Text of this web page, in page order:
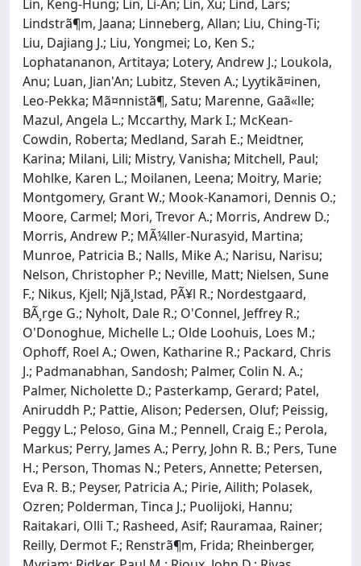
Lin, Keng-Hung; Lin, Li-An; Lin, Xu; Lind, Lars;
Lindstrã¶m, Jaana; Linneberg, Allan; Liu, Ching-Ti;
Liu, Dajiang J.; Liu, Yongmei; Lo, Ken S.;
Lophatananon, Artitaya; Lotery, Andrew J.; Loukola,
Anu; Luan, Jian'An; Lubitz, Steven A.; Lyytikã¤inen,
Leo-Pekka; Mã¤nnistã¶, Satu; Marenne, Gaã«lle;
Mazul, Angela L.; Mccarthy, Mark I.; McKean-
Cowdin, Roberta; Medland, Sarah E.; Meidtner,
Karina; Milani, Lili; Mistry, Vanisha; Mitchell, Paul;
Mohlke, Karen L.; Moilanen, Leena; Moitry, Marie;
Montgomery, Grant W.; Mook-Kanamori, Dennis O.;
Moore, Carmel; Mori, Trevor A.; Morris, Andrew D.;
Morris, Andrew P.; MÃ¼ller-Nurasyid, Martina;
Munroe, Patricia B.; Nalls, Mike A.; Narisu, Narisu;
Nelson, Christopher P.; Neville, Matt; Nielsen, Sune
F.; Nikus, Kjell; Njã¸lstad, PÃ¥l R.; Nordestgaard,
BÃ¸rge G.; Nyholt, Dale R.; O'Connel, Jeffrey R.;
O'Donoghue, Michelle L.; Olde Loohuis, Loes M.;
Ophoff, Roel A.; Owen, Katharine R.; Packard, Chris
J.; Padmanabhan, Sandosh; Palmer, Colin N. A.;
Palmer, Nicholette D.; Pasterkamp, Gerard; Patel,
Aniruddh P.; Pattie, Alison; Pedersen, Oluf; Peissig,
Peggy L.; Peloso, Gina M.; Pennell, Craig E.; Perola,
Markus; Perry, James A.; Perry, John R. B.; Pers, Tune
H.; Person, Thomas N.; Peters, Annette; Petersen,
Eva R. B.; Peyser, Patricia A.; Pirie, Ailith; Polasek,
Ozren; Polderman, Tinca J.; Puolijoki, Hannu;
Raitakari, Olli T.; Rasheed, Asif; Rauramaa, Rainer;
Reilly, Dermot F.; Renstrã¶m, Frida; Rheinberger,